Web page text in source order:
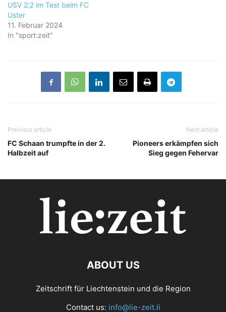
USV 2:2 im Test beim FC
Uster
11. Februar 2024
In "sport:zeit"
Previous article
FC Schaan trumpfte in der 2.
Halbzeit auf
Next article
Pioneers erkämpfen sich
Sieg gegen Fehervar
ABOUT US
Zeitschrift für Liechtenstein und die Region
Contact us: info@lie-zeit.li